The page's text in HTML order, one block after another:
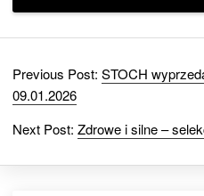
Previous Post: STOCH
09.01.2026
Next Post: Zdrowe i silne –